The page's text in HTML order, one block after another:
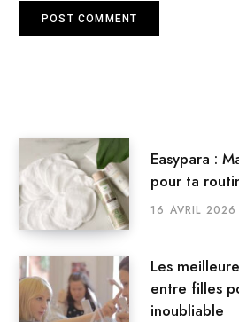
Easypara :
pour ta
16 AVRIL 2026
Les
entre filles
inoubliable